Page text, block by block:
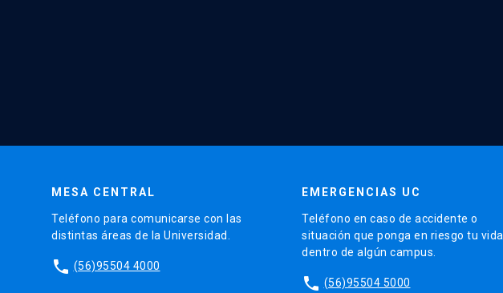
MESA CENTRAL
Teléfono para comunicarse con las
distintas áreas de la Universidad.
phone (56)95504 4000
EMERGENCIAS UC
Teléfono en caso de accidente o
situación que ponga en riesgo tu vida
dentro de algún campus.
phone (56)95504 5000